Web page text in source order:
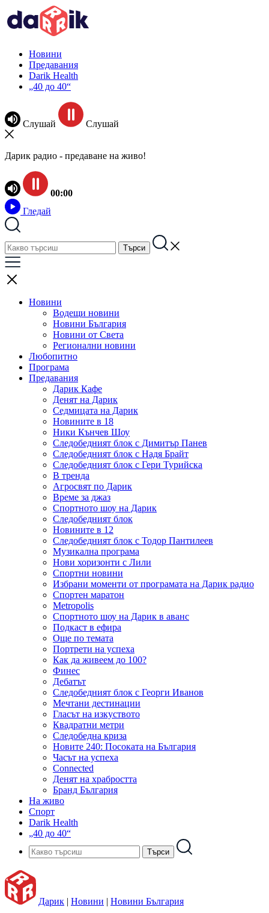
Новини
Предавания
Darik Health
„40 до 40“
Слушай Слушай
Дарик радио - предаване на живо!
00:00
Гледай
Новини
Водещи новини
Новини България
Новини от Света
Регионални новини
Любопитно
Програма
Предавания
Дарик Кафе
Денят на Дарик
Седмицата на Дарик
Новините в 18
Ники Кънчев Шоу
Следобедният блок с Димитър Панев
Следобедният блок с Надя Брайт
Следобедният блок с Гери Турийска
В тренда
Агросвят по Дарик
Време за джаз
Спортното шоу на Дарик
Следобедният блок
Новините в 12
Следобедният блок с Тодор Пантилеев
Музикална програма
Нови хоризонти с Лили
Спортни новини
Избрани моменти от програмата на Дарик радио
Спортен маратон
Metropolis
Спортното шоу на Дарик в аванс
Подкаст в ефира
Още по темата
Портрети на успеха
Как да живеем до 100?
Финес
Дебатът
Следобедният блок с Георги Иванов
Мечтани дестинации
Гласът на изкуството
Квадратни метри
Следобедна криза
Новите 240: Посоката на България
Часът на успеха
Connected
Денят на храбростта
Бранд България
На живо
Спорт
Darik Health
„40 до 40“
Дарик | Новини | Новини България